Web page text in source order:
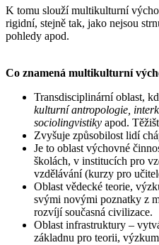
K tomu slouží multikulturní
rigidní, stejně tak, jako nejsou
pohledy apod.
Co znamená multikulturní
Transdisciplinární oblast,
kulturní antropologie,
sociolingvistiky apod.
Zvyšuje způsobilost lidí
Je to oblast výchovné
školách, v institucích pro
vzdělávání (kurzy pro
Oblast vědecké teorie,
svými novými poznatky z
rozvíjí současná civilizace.
Oblast infrastruktury –
základnu pro teorii,